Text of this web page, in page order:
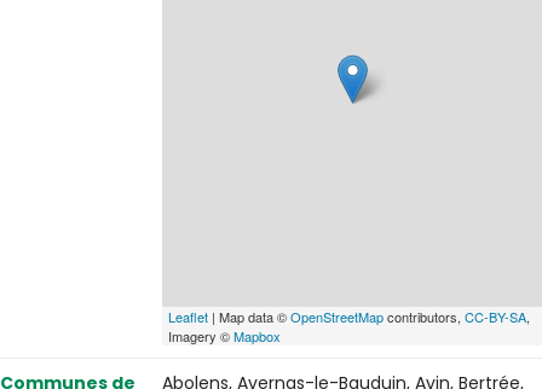
Leaflet | Map data ©OpenStreetMapcontributors,CC-BY-SA,
Imagery ©Mapbox
Communes de Abolens, Avernas-le-Bauduin, Avin, Bertrée,